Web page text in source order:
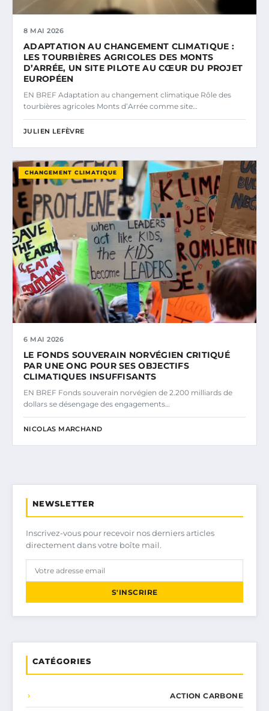
8 MAI 2026
ADAPTATION AU CHANGEMENT CLIMATIQUE :
LES TOURBIÈRES AGRICOLES DES MONTS
D’ARRÉE, UN SITE PILOTE AU CŒUR DU PROJET
EUROPÉEN
EN BREF Adaptation au changement climatique Rôle des
tourbières agricoles Monts d’Arrée comme site…
JULIEN LEFÈVRE
CHANGEMENT CLIMATIQUE
6 MAI 2026
LE FONDS SOUVERAIN NORVÉGIEN CRITIQUÉ
PAR UNE ONG POUR SES OBJECTIFS
CLIMATIQUES INSUFFISANTS
EN BREF Fonds souverain norvégien de 2.200 milliards de
dollars se désengage des engagements…
NICOLAS MARCHAND
NEWSLETTER
Inscrivez-vous pour recevoir nos derniers articles
directement dans votre boîte mail.
S'INSCRIRE
CATÉGORIES
ACTION CARBONE